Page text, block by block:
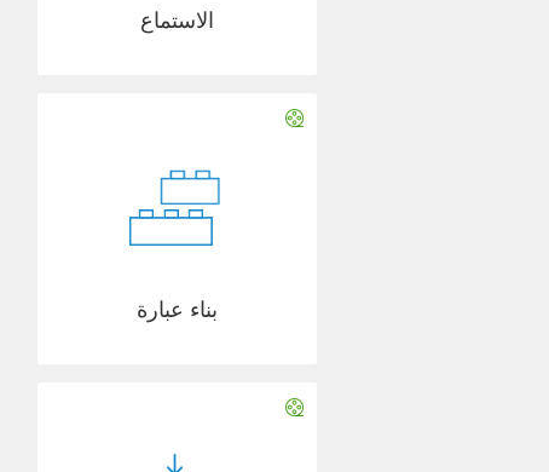
الاستماع
بناء عبارة